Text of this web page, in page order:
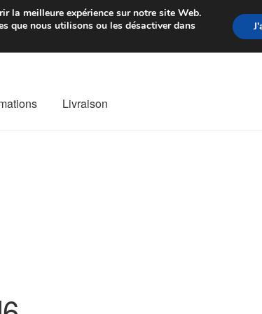
Du lundi au
Livraison
la meilleure expérience sur notre site Web.
que nous utilisons ou les désactiver dans